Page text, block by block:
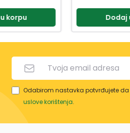
korpu Dodaj
Odabirom nastavka potvrđujete
uslove korištenja.